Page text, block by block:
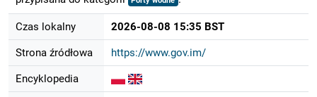
Czas lokalny 2026-08-08 15:35 BST
Strona źródłowa https://www.gov.im/
Encyklopedia